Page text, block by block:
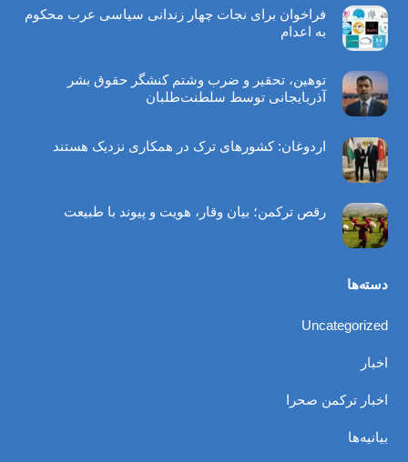
فراخوان برای نجات چهار زندانی سیاسی عرب محکوم
به اعدام
توهین، تحقیر و ضرب ‌وشتم کنشگر حقوق بشر
آذربایجانی توسط سلطنت‌طلبان
اردوغان: کشورهای ترک در همکاری نزدیک هستند
رقص ترکمن؛ بیان وقار، هویت و پیوند با طبیعت
دسته‌ها
Uncategorized
اخبار
اخبار ترکمن صحرا
بیانیه‌ها